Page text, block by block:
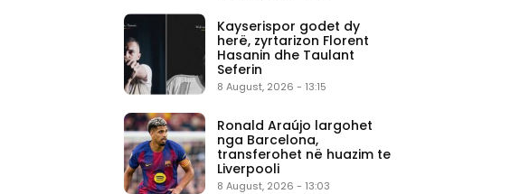
Kayserispor godet dy
herë, zyrtarizon Florent
Hasanin dhe Taulant
Seferin
8 August, 2026 - 13:15
Ronald Araújo largohet
nga Barcelona,
transferohet në huazim te
Liverpooli
8 August, 2026 - 13:03